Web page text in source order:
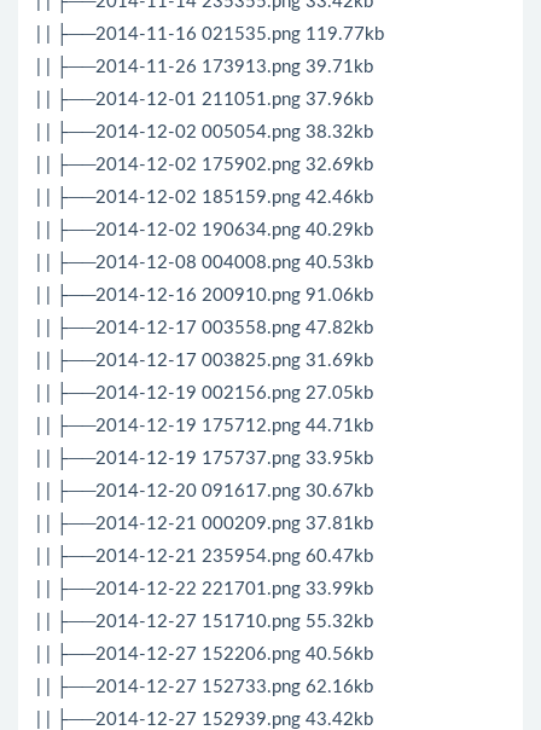
| | ├──2014-11-16 021535.png 119.77kb
| | ├──2014-11-26 173913.png 39.71kb
| | ├──2014-12-01 211051.png 37.96kb
| | ├──2014-12-02 005054.png 38.32kb
| | ├──2014-12-02 175902.png 32.69kb
| | ├──2014-12-02 185159.png 42.46kb
| | ├──2014-12-02 190634.png 40.29kb
| | ├──2014-12-08 004008.png 40.53kb
| | ├──2014-12-16 200910.png 91.06kb
| | ├──2014-12-17 003558.png 47.82kb
| | ├──2014-12-17 003825.png 31.69kb
| | ├──2014-12-19 002156.png 27.05kb
| | ├──2014-12-19 175712.png 44.71kb
| | ├──2014-12-19 175737.png 33.95kb
| | ├──2014-12-20 091617.png 30.67kb
| | ├──2014-12-21 000209.png 37.81kb
| | ├──2014-12-21 235954.png 60.47kb
| | ├──2014-12-22 221701.png 33.99kb
| | ├──2014-12-27 151710.png 55.32kb
| | ├──2014-12-27 152206.png 40.56kb
| | ├──2014-12-27 152733.png 62.16kb
| | ├──2014-12-27 152939.png 43.42kb